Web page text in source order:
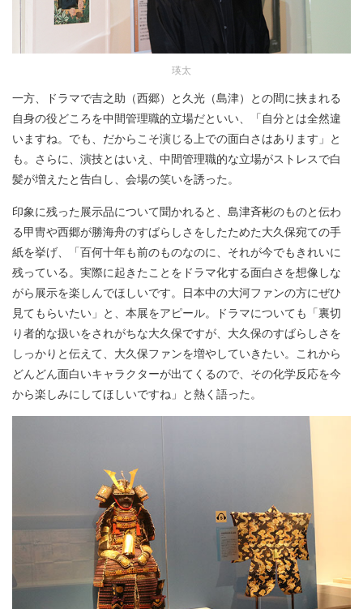
瑛太
一方、ドラマで吉之助（西郷）と久光（島津）との間に挟まれる
自身の役どころを中間管理職的立場だといい、「自分とは全然違
いますね。でも、だからこそ演じる上での面白さはあります」と
も。さらに、演技とはいえ、中間管理職的な立場がストレスで白
髪が増えたと告白し、会場の笑いを誘った。
印象に残った展示品について聞かれると、島津斉彬のものと伝わ
る甲冑や西郷が勝海舟のすばらしさをしたためた大久保宛ての手
紙を挙げ、「百何十年も前のものなのに、それが今でもきれいに
残っている。実際に起きたことをドラマ化する面白さを想像しな
がら展示を楽しんでほしいです。日本中の大河ファンの方にぜひ
見てもらいたい」と、本展をアピール。ドラマについても「裏切
り者的な扱いをされがちな大久保ですが、大久保のすばらしさを
しっかりと伝えて、大久保ファンを増やしていきたい。これから
どんどん面白いキャラクターが出てくるので、その化学反応を今
から楽しみにしてほしいですね」と熱く語った。